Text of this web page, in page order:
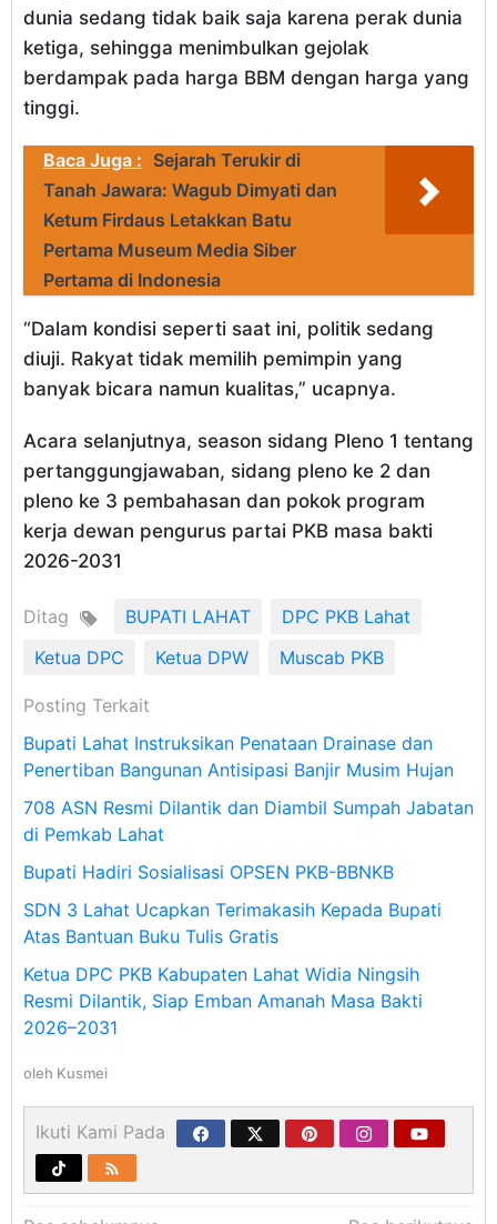
dunia sedang tidak baik saja karena perak dunia
ketiga, sehingga menimbulkan gejolak
berdampak pada harga BBM dengan harga yang
tinggi.
Baca Juga : Sejarah Terukir di
Tanah Jawara: Wagub Dimyati dan
Ketum Firdaus Letakkan Batu
Pertama Museum Media Siber
Pertama di Indonesia
“Dalam kondisi seperti saat ini, politik sedang
diuji. Rakyat tidak memilih pemimpin yang
banyak bicara namun kualitas,” ucapnya.
Acara selanjutnya, season sidang Pleno 1 tentang
pertanggungjawaban, sidang pleno ke 2 dan
pleno ke 3 pembahasan dan pokok program
kerja dewan pengurus partai PKB masa bakti
2026-2031
Ditag BUPATI LAHAT
DPC PKB Lahat
Ketua DPC
Ketua DPW Muscab PKB
Posting Terkait
Bupati Lahat Instruksikan Penataan Drainase dan
Penertiban Bangunan Antisipasi Banjir Musim Hujan
708 ASN Resmi Dilantik dan Diambil Sumpah Jabatan
di Pemkab Lahat
Bupati Hadiri Sosialisasi OPSEN PKB-BBNKB
SDN 3 Lahat Ucapkan Terimakasih Kepada Bupati
Atas Bantuan Buku Tulis Gratis
Ketua DPC PKB Kabupaten Lahat Widia Ningsih
Resmi Dilantik, Siap Emban Amanah Masa Bakti
2026–2031
oleh Kusmei
Ikuti Kami Pada